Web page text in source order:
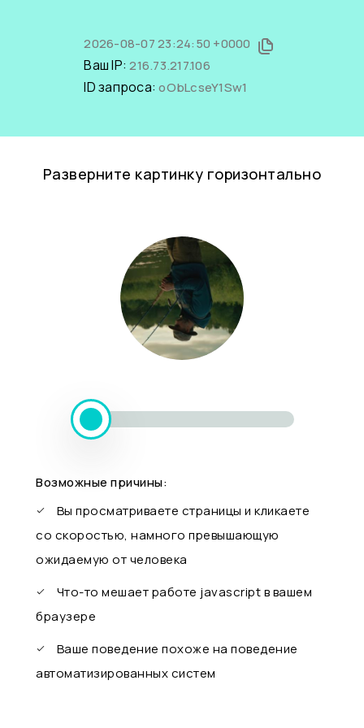
2026-08-07 23:24:50 +0000
Ваш IP:216.73.217.106
ID запроса:oObLcseY1Sw1
Разверните картинку горизонтально
Возможные причины:
Вы просматриваете страницы и кликаете
со скоростью, намного превышающую
ожидаемую от человека
Что-то мешает работе javascript в вашем
браузере
Ваше поведение похоже на поведение
автоматизированных систем